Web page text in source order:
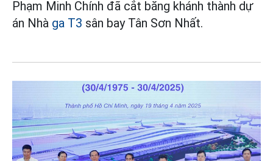
Phạm Minh Chính đã cắt băng khánh thành dự
án Nhà ga T3 sân bay Tân Sơn Nhất.